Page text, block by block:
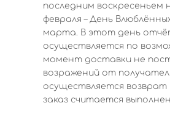
последним воскресеньем
февраля – День
марта. В этот день
осуществляется по
момент доставки не
возражений от
осуществляется
заказ считается